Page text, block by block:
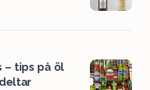
– tips på öl